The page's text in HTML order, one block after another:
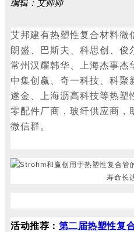
编辑：艾帅帅
艾邦建有热塑性复合材料微
朗盛、巴斯夫、科思创、俊
常州汉耀韩华、上海杰事杰
中集创赢、奇一科技、科
遂金、上海沥高科技等热塑
零配件厂商，玻纤供应商，
微信群。
活动推荐： 第二届热塑性复